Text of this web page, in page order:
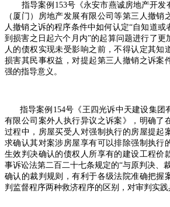
指导案例 153号《永安市燕诚房地产开发
（厦门）房地产发展有限公司等第三人撤销
人撤销之诉的程序条件中如何认定“自知道或
到损害之日起六个月内”的起算问题进行了更
人的债权实现未受影响之前，不得认定其知
损害其民事权益，对提起第三人撤销之诉案
强的指导意义。
指导案例 154号《王四光诉中天建设集团
有限公司案外人执行异议之诉案》，明确了
过程中，房屋买受人对强制执行的房屋提起
求确认其对案涉房屋享有可以排除强制执行
生效判决确认的债权人所享有的建设工程价
事诉讼法第二百二十七条规定的“与原判决、
确认的裁判规则，有利于各级法院准确把握
判监督程序两种救济程序的区别，对审判实践